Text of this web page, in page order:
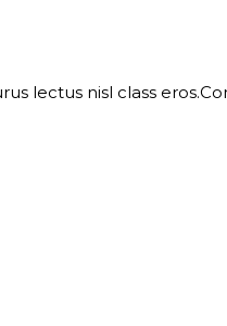
lectus nisl class